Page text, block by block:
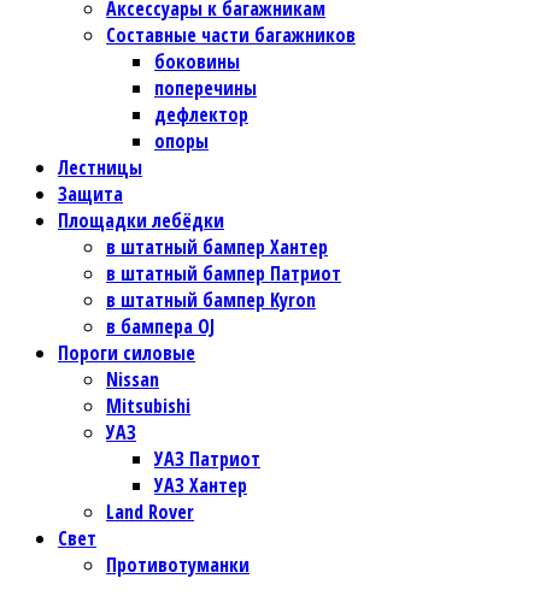
Аксессуары к багажникам
Составные части багажников
боковины
поперечины
дефлектор
опоры
Лестницы
Защита
Площадки лебёдки
в штатный бампер Хантер
в штатный бампер Патриот
в штатный бампер Kyron
в бампера OJ
Пороги силовые
Nissan
Mitsubishi
УАЗ
УАЗ Патриот
УАЗ Хантер
Land Rover
Свет
Противотуманки